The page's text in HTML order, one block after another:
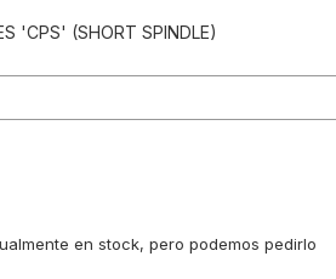
'CPS' (SHORT SPINDLE)
en stock, pero podemos pedirlo